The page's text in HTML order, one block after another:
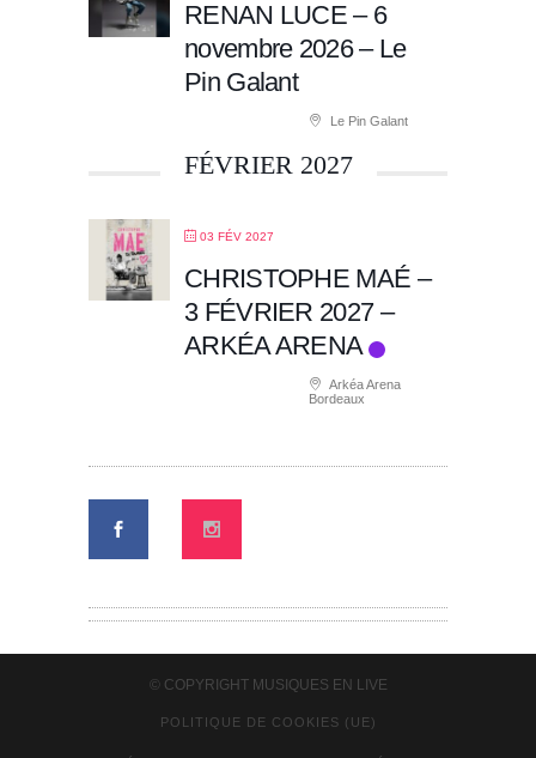
RENAN LUCE – 6
novembre 2026 – Le
Pin Galant
Le Pin Galant
FÉVRIER 2027
03 FÉV 2027
CHRISTOPHE MAÉ –
3 FÉVRIER 2027 –
ARKÉA ARENA
Arkéa Arena
Bordeaux
© COPYRIGHT MUSIQUES EN LIVE
POLITIQUE DE COOKIES (UE)